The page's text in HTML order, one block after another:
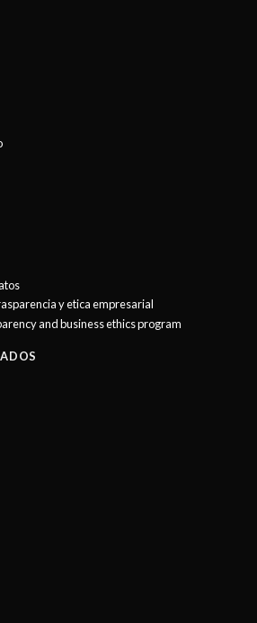
y etica empresarial
and business ethics program